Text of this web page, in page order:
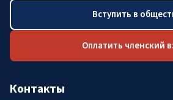
Вступить в
Оплатить членский
Контакты